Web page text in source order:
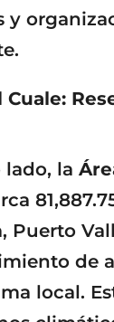
y
Cuale:
lado, la
Puerto
de
local.